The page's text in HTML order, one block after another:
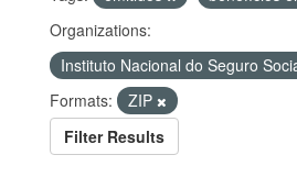
Organizations:
Instituto Nacional do Seguro
Formats:
ZIP
Filter Results